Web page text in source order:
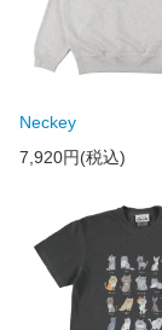
Neckey
7,920円(税込)